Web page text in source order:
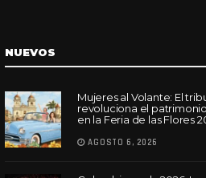
NUEVOS
Mujeres al Volante: El
revoluciona el
en la Feria de las Flores
AGOSTO 6, 2026